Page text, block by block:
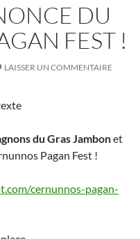
DU
FEST !
LAISSER UN COMMENTAIRE
du Gras Jambonet
Pagan Fest !
cernunnos-pagan-